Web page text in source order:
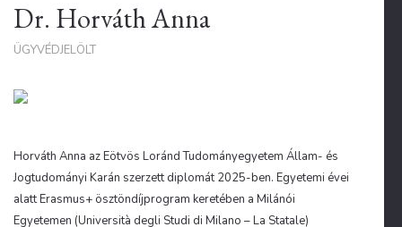
Dr. Horváth Anna
ÜGYVÉDJELÖLT
Horváth Anna az Eötvös Loránd Tudományegyetem Állam- és
Jogtudományi Karán szerzett diplomát 2025-ben. Egyetemi évei
alatt Erasmus+ ösztöndíjprogram keretében a Milánói
Egyetemen (Università degli Studi di Milano – La Statale)